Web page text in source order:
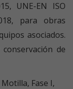
UNE-EN ISO
para obras
asociados.
de
Fase I,